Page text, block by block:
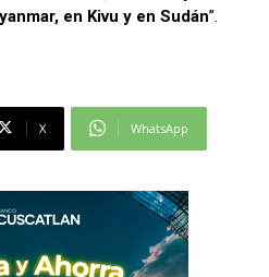
en Kivu y en Sudán”.
X WhatsApp